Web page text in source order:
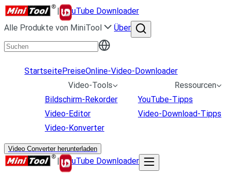
|
uTube Downloader
Alle Produkte von MiniTool
Über
StartseitePreiseOnline-Video-Downloader
Video-Tools
Bildschirm-Rekorder
Video-Editor
Video-Konverter
Ressourcen
YouTube-Tipps
Video-Download-Tipps
Video Converter herunterladen
| uTube Downloader